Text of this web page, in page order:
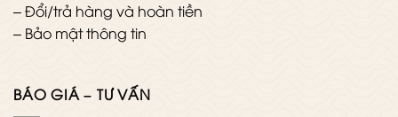
–Đổi/trả hàng và hoàn tiền
– Bảo mật thông tin
BÁO GIÁ – TƯ VẤN